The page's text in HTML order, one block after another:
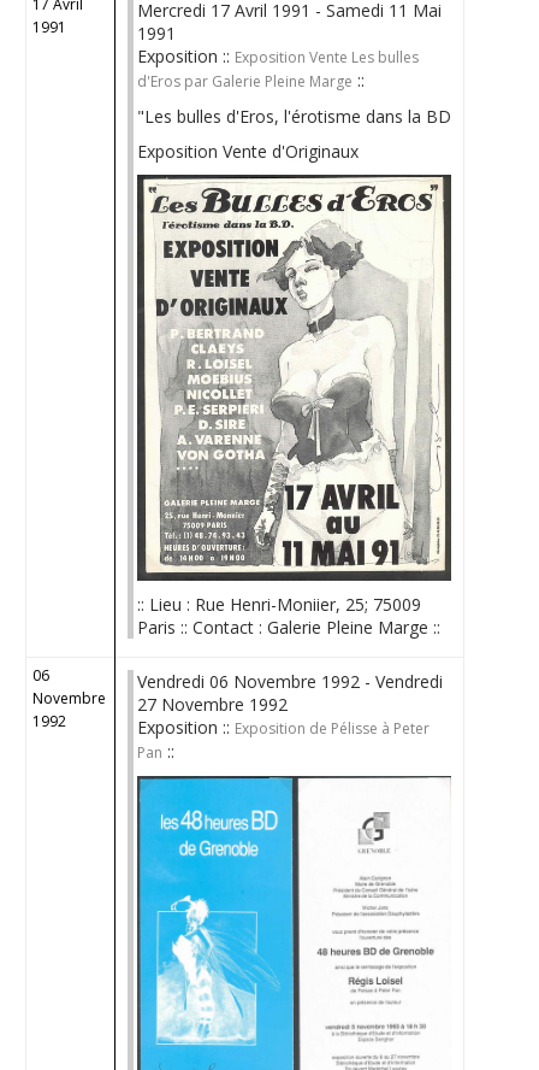
17 Avril
1991
Mercredi 17 Avril 1991 - Samedi 11 Mai
1991
Exposition :: Exposition Vente Les bulles
d'Eros par Galerie Pleine Marge ::
"Les bulles d'Eros, l'érotisme dans la BD
Exposition Vente d'Originaux
:: Lieu : Rue Henri-Moniier, 25; 75009
Paris :: Contact : Galerie Pleine Marge ::
06
Novembre
1992
Vendredi 06 Novembre 1992 - Vendredi
27 Novembre 1992
Exposition :: Exposition de Pélisse à Peter
Pan ::